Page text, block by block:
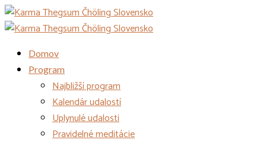
Domov
Program
Najbližší program
Kalendár udalostí
Uplynulé udalosti
Pravidelné meditácie